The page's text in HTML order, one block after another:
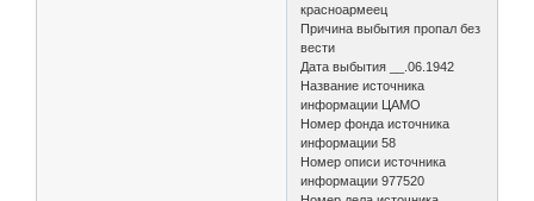
красноармеец
Причина выбытия пропал без
вести
Дата выбытия __.06.1942
Название источника
информации ЦАМО
Номер фонда источника
информации 58
Номер описи источника
информации 977520